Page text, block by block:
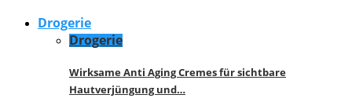
Drogerie
Drogerie
Wirksame Anti Aging Cremes für sichtbare
Hautverjüngung und…